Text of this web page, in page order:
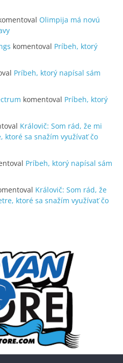
Olimpija má novú
komentoval Príbeh, ktorý
Príbeh, ktorý napísal sám
komentoval Príbeh, ktorý
Královič: Som rád, že mi
sa snažím využívať čo
Príbeh, ktorý napísal sám
Královič: Som rád, že
ktoré sa snažím využívať čo